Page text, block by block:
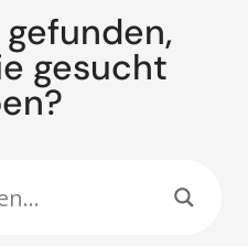
gesucht